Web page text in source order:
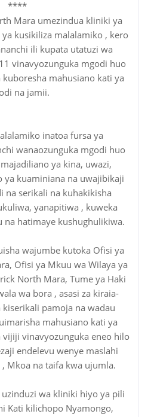
****
Mara umezindua kliniki ya
kusikiliza malalamiko , kero
ili kupata utatuzi wa
vinavyozunguka mgodi huo
mahusiano kati ya
na jamii.
inatoa fursa ya
wanaozunguka mgodi huo
ya kina, uwazi,
ya kuaminiana na uwajibikaji
na serikali na kuhakikisha
yanapitiwa , kuweka
hatimaye kushughulikiwa.
wajumbe kutoka Ofisi ya
Ofisi ya Mkuu wa Wilaya ya
North Mara, Tume ya Haki
wa bora , asasi za kiraia-
pamoja na wadau
mahusiano kati ya
vinavyozunguka eneo hilo
endelevu wenye maslahi
Mkoa na taifa kwa ujumla.
wa kliniki hiyo ya pili
Kati kilichopo Nyamongo,